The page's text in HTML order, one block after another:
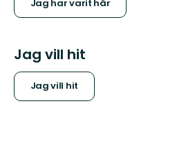
Jag har varit här
Jag vill hit
Jag vill hit